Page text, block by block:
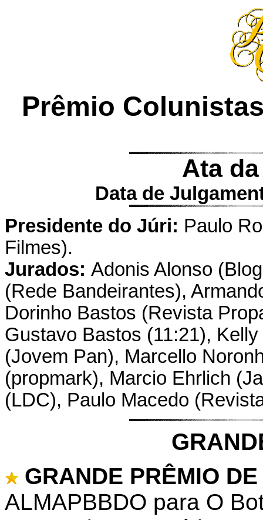
Prêmio
Ata
Data de
Presidente do Júri: Paulo
Filmes).
Jurados: Adonis Alonso
(Rede Bandeirantes),
Dorinho Bastos (Revista
Gustavo Bastos (11:21),
(Jovem Pan), Marcello
(propmark), Marcio Ehrlich
(LDC), Paulo Macedo
GRANDE PRÊMIO
ALMAPBBDO para O